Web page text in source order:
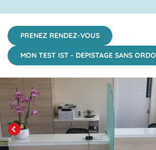
PRENEZ RENDEZ-VOUS
MON TEST IST - DEPISTAGE SANS ORDO
Previous
Next
Click to View in Slide Show